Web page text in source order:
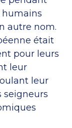
humains
autre nom.
était
pour leurs
leur
leur
seigneurs